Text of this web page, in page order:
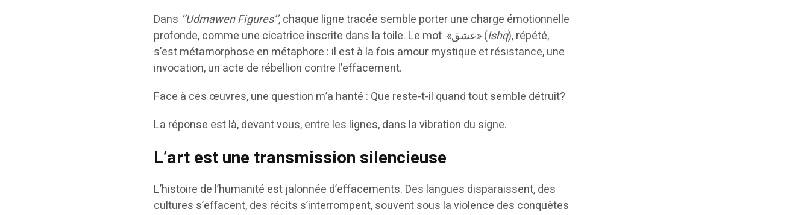
Dans ‘‘Udmawen Figures’’, chaque ligne tracée semble porter une charge émotionnelle
profonde, comme une cicatrice inscrite dans la toile. Le mot «عشق» (Ishq), répété,
s’est métamorphose en métaphore : il est à la fois amour mystique et résistance, une
invocation, un acte de rébellion contre l’effacement.
Face à ces œuvres, une question m’a hanté : Que reste-t-il quand tout semble détruit?
La réponse est là, devant vous, entre les lignes, dans la vibration du signe.
L’art est une transmission silencieuse
L’histoire de l’humanité est jalonnée d’effacements. Des langues disparaissent, des
cultures s’effacent, des récits s’interrompent, souvent sous la violence des conquêtes